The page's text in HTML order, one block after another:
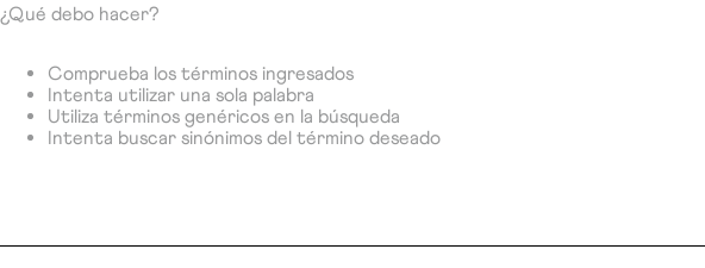
¿Qué debo hacer?
Comprueba los términos ingresados
Intenta utilizar una sola palabra
Utiliza términos genéricos en la búsqueda
Intenta buscar sinónimos del término deseado